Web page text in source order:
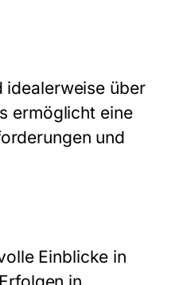
idealerweise über
ermöglicht eine
und
Einblicke in